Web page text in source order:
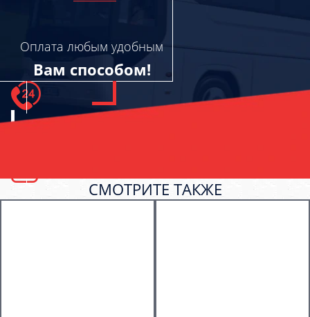
Оплата любым удобным
Вам способом!
СМОТРИТЕ ТАКЖЕ